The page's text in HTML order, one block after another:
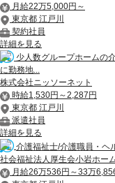
月給22万5,000円～
東京都 江戸川
契約社員
詳細を見る
少人数グループホームの
に勤務地...
株式会社ニッソーネット
時給1,530円～2,287円
東京都 江戸川
派遣社員
詳細を見る
介護福祉士/介護職員・ヘ
社会福祉法人厚生会小岩ホー
月給26万536円～33万